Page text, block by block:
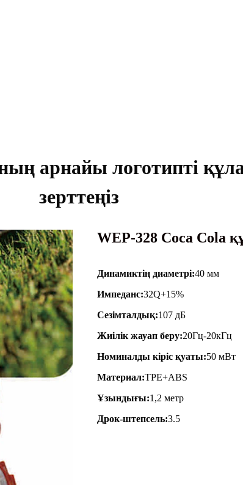
арнайы логотипті
зерттеңіз
WEP-328 Coca Cola
Динамиктің диаметрі:40 мм
Импеданс:32Q+15%
Сезімталдық:107 дБ
Жиілік жауап беру:20Гц-20кГц
Номиналды кіріс қуаты:50 мВт
Материал:TPE+ABS
Ұзындығы:1,2 метр
Дрок-штепсель:3.5